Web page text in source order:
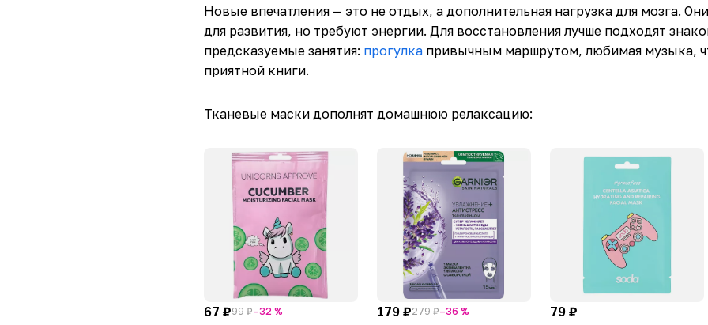
Новые впечатления — это не отдых, а дополнительная нагрузка для мозга.
для развития, но требуют энергии. Для восстановления лучше подходят
предсказуемые занятия: прогулкапривычным маршрутом, любимая музыка,
приятной книги.
Тканевые маски дополнят домашнюю релаксацию:
67 ₽99 ₽–32 %
179 ₽279 ₽–36 %
79 ₽